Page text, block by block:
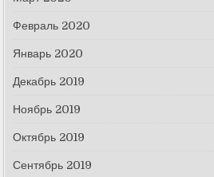
Февраль 2020
Январь 2020
Декабрь 2019
Ноябрь 2019
Октябрь 2019
Сентябрь 2019